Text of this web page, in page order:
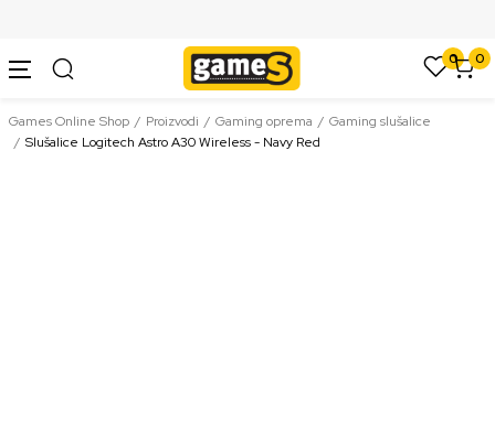
0 0
Games Online Shop Proizvodi Gaming oprema
Gaming slušalice
Slušalice Logitech Astro A30 Wireless - Navy Red